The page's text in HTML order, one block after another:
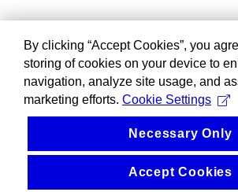
By clicking “Accept Cookies”, you
storing of cookies on your device to
navigation, analyze site usage, and
marketing efforts. Cookie Settings
Necessary Only
Accept Cookies